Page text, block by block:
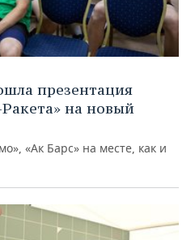
презентация
на новый
«Ак Барс» на месте, как и